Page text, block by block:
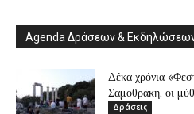
Agenda Δράσεων &
Δέκα χρόνια
Σαμοθράκη, οι
Δράσεις